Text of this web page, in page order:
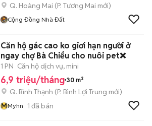
Q. Hoàng Mai (P. Tương Mai mới)
Cộng Đồng Nhà Đất
Căn hộ gác cao ko giơi hạn người ở
ngay chợ Bà Chiểu cho nuôi pet❌
1 PN Căn hộ dịch vụ, mini
6,9 triệu/tháng 30 m²
Q. Bình Thạnh (P. Bình Lợi Trung mới)
MMyhn 1 đã bán